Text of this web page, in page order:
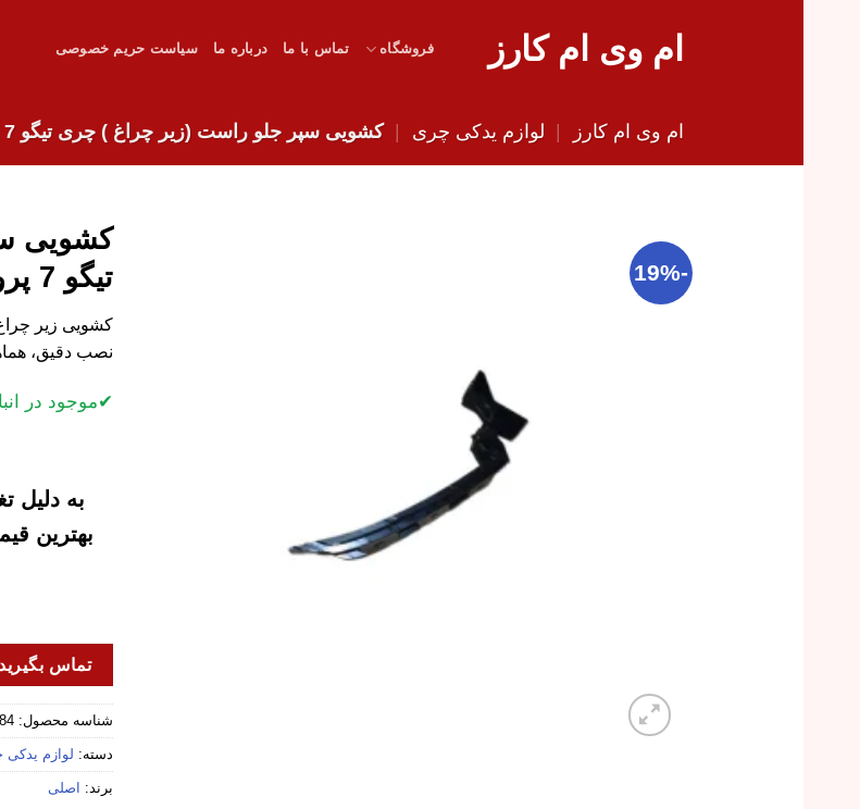
ام وی ام کارز فروشگاه تماس با ما درباره ما سیاست حریم خصوصی
ام وی ام کارز | لوازم یدکی چری | کشویی سپر جلو راست (زیر چراغ ) چری تیگو 7 پرو
-19%
کشویی
تیگو 7 پرو
نصب دقیق،
✔موجود در
به دلیل
بهترین
تماس بگیرید
شناسه محصول:
دسته: لوازم یدکی
برند: اصلی